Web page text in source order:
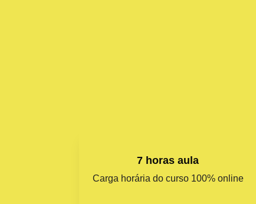
7 horas aula
Carga horária do curso 100% online